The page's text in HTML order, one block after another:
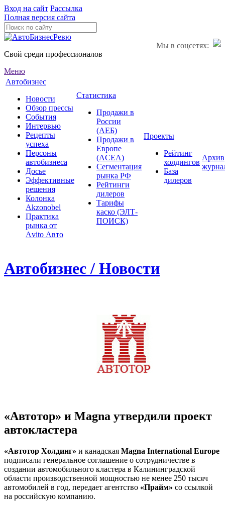
Вход на сайт Рассылка
Полная версия сайта
Мы в соцсетях:
Свой среди профессионалов
Меню
Автобизнес
Новости
Обзор прессы
События
Интервью
Рецепты
успеха
Персоны
автобизнеса
Досье
Эффективные
решения
Колонка
Akzonobel
Практика
рынка от
Аvito Авто
Статистика
Продажи в
России
(АЕБ)
Продажи в
Европе
(ACEA)
Сегментация
рынка РФ
Рейтинги
дилеров
Тарифы
каско (ЭЛТ-
ПОИСК)
Проекты
Рейтинг
холдингов
База
дилеров
Архив
Автобизнес / Новости
«Автотор» и Magna утвердили проект
автокластера
«Автотор Холдинг» и канадская Magna International Europe
подписали генеральное соглашение о сотрудничестве в
создании автомобильного кластера в Калининградской
области производственной мощностью не менее 250 тысяч
автомобилей в год, передает агентство «Прайм» со ссылкой
на российскую компанию.